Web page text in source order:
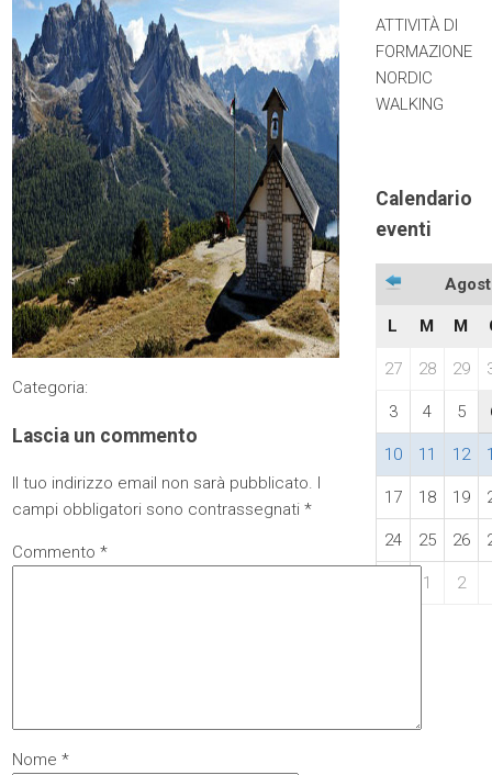
Categoria:
Lascia un commento
Il tuo indirizzo email non sarà pubblicato. I
campi obbligatori sono contrassegnati*
Commento*
Nome*
ATTIVITÀ DI
FORMAZIONE
NORDIC
WALKING
Calendario
eventi
L M M
27 28 29
3 4 5
10 11 12
17 18 19
24 25 26
1 2